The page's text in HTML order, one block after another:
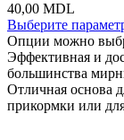
40,00 MDL
Выберите
Опции можно
Эффективная и
большинства
Отличная основа
прикормки или